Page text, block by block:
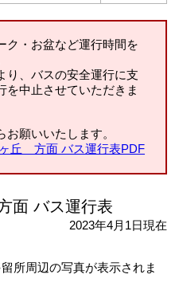
ク・お盆など運行時間を
り、バスの安全運行に支
を中止させていただきま
願いいたします。
丘 方面 バス運行表PDF
面 バス運行表
2023年4月1日現在
所周辺の写真が表示されま